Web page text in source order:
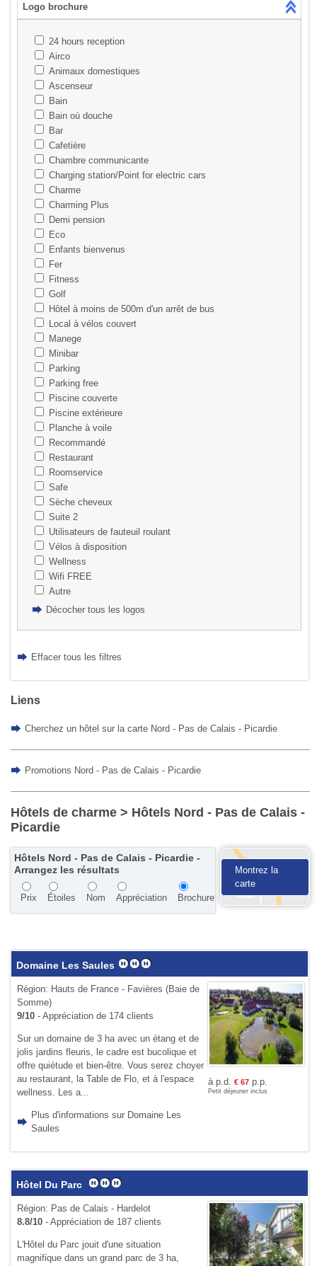
Logo brochure
24 hours reception
Airco
Animaux domestiques
Ascenseur
Bain
Bain où douche
Bar
Cafetière
Chambre communicante
Charging station/Point for electric cars
Charme
Charming Plus
Demi pension
Eco
Enfants bienvenus
Fer
Fitness
Golf
Hôtel à moins de 500m d'un arrêt de bus
Local à vélos couvert
Manege
Minibar
Parking
Parking free
Piscine couverte
Piscine extérieure
Planche à voile
Recommandé
Restaurant
Roomservice
Safe
Sèche cheveux
Suite 2
Utilisateurs de fauteuil roulant
Vélos à disposition
Wellness
Wifi FREE
Autre
Décocher tous les logos
Effacer tous les filtres
Liens
Cherchez un hôtel sur la carte Nord - Pas de Calais - Picardie
Promotions Nord - Pas de Calais - Picardie
Hôtels de charme> Hôtels Nord - Pas de Calais -
Picardie
Hôtels Nord - Pas de Calais - Picardie -
Arrangez les résultats
Prix Étoiles Nom Appréciation Brochure
Montrez la
carte
Domaine Les Saules
Région: Hauts de France - Favières (Baie de
Somme)
9/10- Appréciation de 174 clients
Sur un domaine de 3 ha avec un étang et de
jolis jardins fleuris, le cadre est bucolique et
offre quiétude et bien-être. Vous serez choyer
au restaurant, la Table de Flo, et à l'espace
wellness. Les a...
Plus d'informations sur Domaine Les
Saules
à p.d. € 67p.p.
Petit déjeuner inclus
Hôtel Du Parc
Région: Pas de Calais - Hardelot
8.8/10- Appréciation de 187 clients
L'Hôtel du Parc jouit d'une situa­tion
magnifique dans un grand parc de 3 ha,